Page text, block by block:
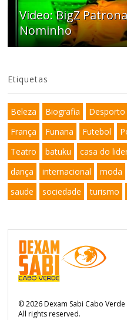
Video: BigZ
Nominho
Etiquetas
Beleza Biografia Desporto
França
Funana Futebol
Teatro
batuku casa do
dança
internacional moda
saude
sociedade turismo
©2026Dexam Sabi Cabo Verde
All rights reserved.